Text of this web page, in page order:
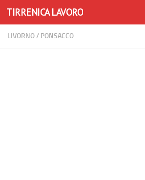
Skip to content
TIRRENICA LAVORO
LIVORNO/ PONSACCO